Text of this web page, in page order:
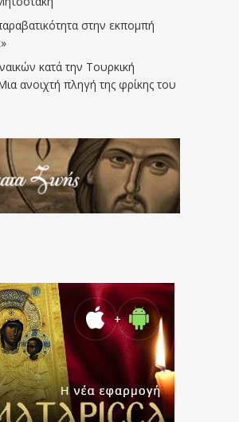
στην εκπομπή
κατά την Τουρκική
ανοιχτή πληγή της φρίκης του